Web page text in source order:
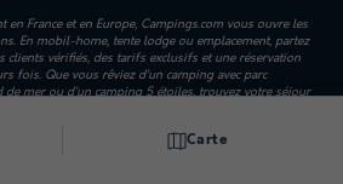
Carte
France et en Europe, Campings.com vous ouvre les
En mobil-home, tente lodge ou emplacement, partez
clients vérifiés, des tarifs exclusifs et une réservation
fois. Que vous rêviez d’un camping avec parc
de mer ou d’un camping 5 étoiles, trouvez votre séjour
et vivez des vacances qui vous ressemblent.
droits réservés.